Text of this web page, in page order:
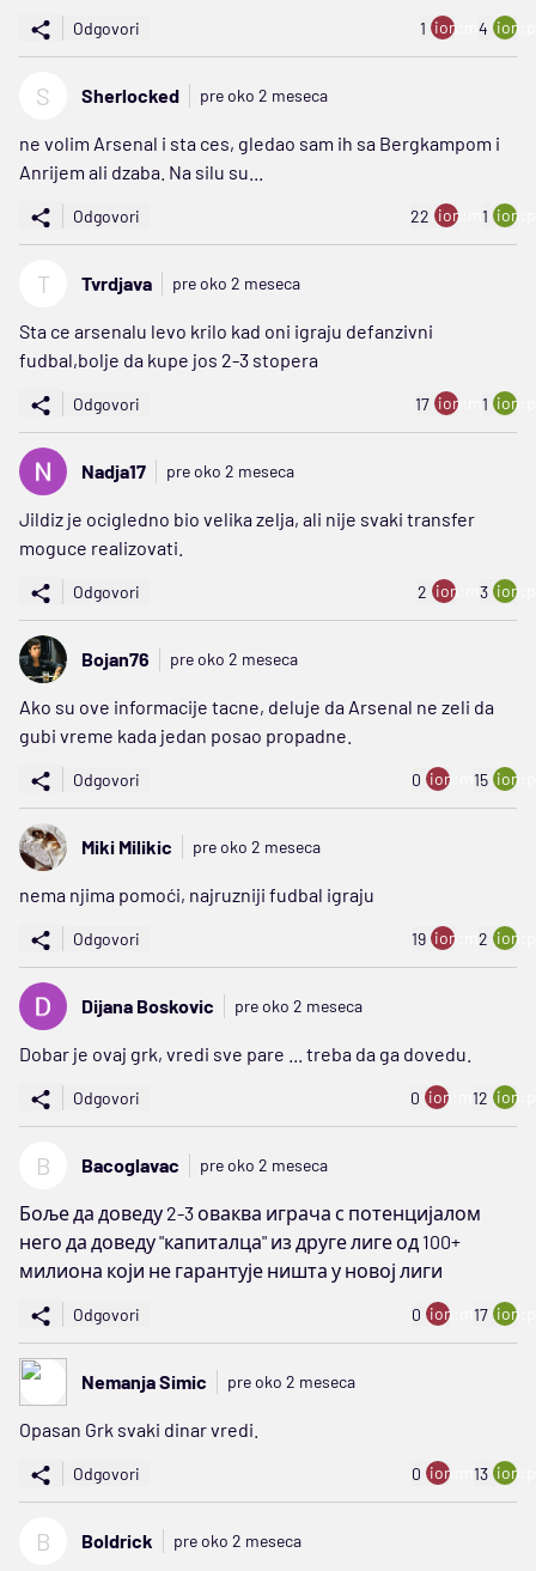
Odgovori 1 ion:minus
4
S Sherlocked pre oko 2 meseca
ne volim Arsenal i sta ces, gledao sam ih sa Bergkampom i
Anrijem ali dzaba. Na silu su...
Odgovori 22 ion:minus
1
T Tvrdjava pre oko 2 meseca
Sta ce arsenalu levo krilo kad oni igraju defanzivni
fudbal,bolje da kupe jos 2-3 stopera
Odgovori 17 ion:minus
1
Nadja17 pre oko 2 meseca
Jildiz je ocigledno bio velika zelja, ali nije svaki transfer
moguce realizovati.
Odgovori 2 ion:minus
3
Bojan76 pre oko 2 meseca
Ako su ove informacije tacne, deluje da Arsenal ne zeli da
gubi vreme kada jedan posao propadne.
Odgovori 0 ion:minus
15
Miki Milikic pre oko 2 meseca
nema njima pomoći, najruzniji fudbal igraju
Odgovori 19 ion:minus
2
Dijana Boskovic pre oko 2 meseca
Dobar je ovaj grk, vredi sve pare ... treba da ga dovedu.
Odgovori 0 ion:minus
12
B Bacoglavac pre oko 2 meseca
Боље да доведу 2-3 оваква играча с потенцијалом
него да доведу "капиталца" из друге лиге од 100+
милиона који не гарантује ништа у новој лиги
Odgovori 0 ion:minus
17
Nemanja Simic pre oko 2 meseca
Opasan Grk svaki dinar vredi.
Odgovori 0 ion:minus
13
B Boldrick pre oko 2 meseca